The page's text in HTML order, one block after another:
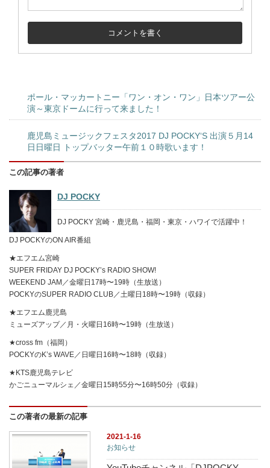
ポール・マッカートニー「ワン・オン・ワン」日本ツアー公
演～東京ドームに行って来ました！
鹿児島ミュージックフェスタ2017 DJ POCKY‘S 出演５月14
日日曜日 トップバッター午前１０時歌います！
この記事の著者
DJ POCKY
DJ POCKY 宮崎・鹿児島・福岡・東京・ハワイで活躍中！
DJ POCKYのON AIR番組
★エフエム宮崎
SUPER FRIDAY DJ POCKY’s RADIO SHOW!
WEEKEND JAM／金曜日17時〜19時（生放送）
POCKYのSUPER RADIO CLUB／土曜日18時〜19時（収録）
★エフエム鹿児島
ミューズアップ／月・火曜日16時〜19時（生放送）
★cross fm（福岡）
POCKYのK’s WAVE／日曜日16時〜18時（収録）
★KTS鹿児島テレビ
かごニューマルシェ／金曜日15時55分〜16時50分（収録）
この著者の最新の記事
2021-1-16
お知らせ